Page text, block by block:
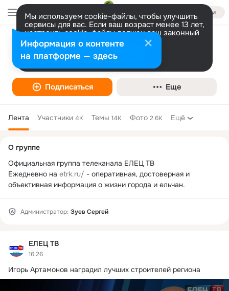
Войти
Мы используем cookie-файлы, чтобы улучшить
сервисы для вас. Если ваш возраст менее 13 лет,
настроить cookie-файлы должен ваш законный
представитель. Больше информации
Разрешить все Настроить
ЕЛЕЦ ТВ
Интернет-СМИ
Подписаться Еще
Лента Участники 4K Темы 14K Фото 2.6K Ещё
ЕЛЕЦ ТВ
16:26
Игорь Артамонов наградил лучших строителей региона
колонка
О группе
Официальная группа телеканала ЕЛЕЦ ТВ
Ежедневно на etrk.ru/ - оперативная, достоверная и
объективная информация о жизни города и ельчан.
Администратор: Зуев Сергей
Информация о контенте
на платформе — здесь